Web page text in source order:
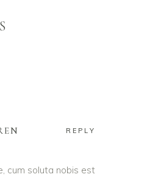
REPLY
cum soluta nobis est